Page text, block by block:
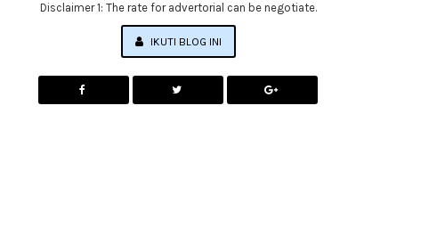
Disclaimer 1: The rate for advertorial can be negotiate.
IKUTI BLOG INI